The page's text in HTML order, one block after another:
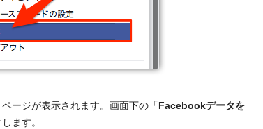
ページが表示されます。画面下の「Facebookデータを
ます。